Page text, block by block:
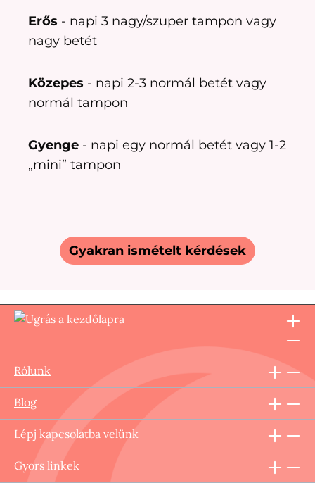
Erős - napi 3 nagy/szuper tampon vagy
nagy betét
Közepes - napi 2-3 normál betét vagy
normál tampon
Gyenge - napi egy normál betét vagy 1-2
„mini” tampon
Gyakran ismételt kérdések
Rólunk
Blog
Lépj kapcsolatba velünk
Gyors linkek